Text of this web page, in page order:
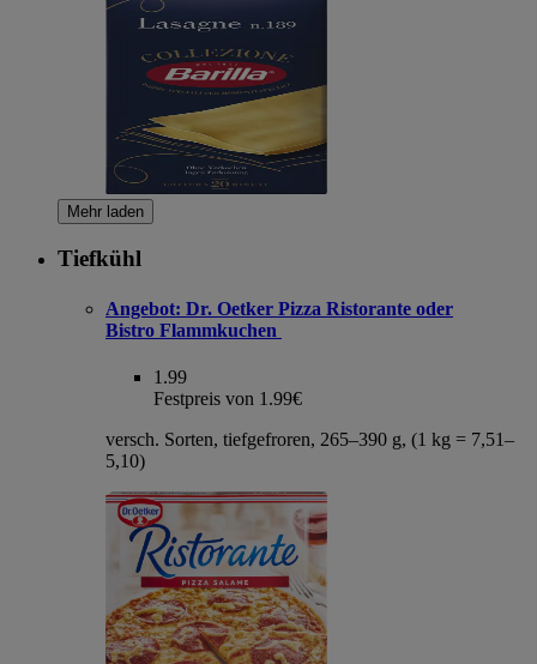
Mehr laden
Tiefkühl
Angebot: Dr. Oetker Pizza Ristorante oder
Bistro Flammkuchen
1.99
Festpreis von 1.99€
versch. Sorten, tiefgefroren, 265–390 g, (1 kg = 7,51–
5,10)